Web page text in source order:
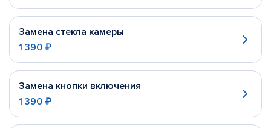
Замена стекла камеры
1 390 ₽
Замена кнопки включения
1 390 ₽